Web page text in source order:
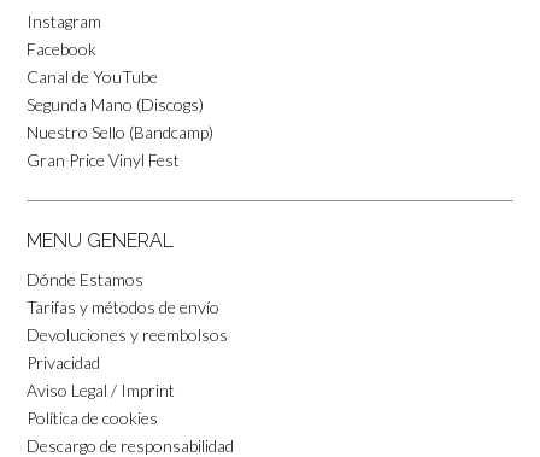
Instagram
Facebook
Canal de YouTube
Segunda Mano (Discogs)
Nuestro Sello (Bandcamp)
Gran Price Vinyl Fest
MENU GENERAL
Dónde Estamos
Tarifas y métodos de envío
Devoluciones y reembolsos
Privacidad
Aviso Legal / Imprint
Política de cookies
Descargo de responsabilidad